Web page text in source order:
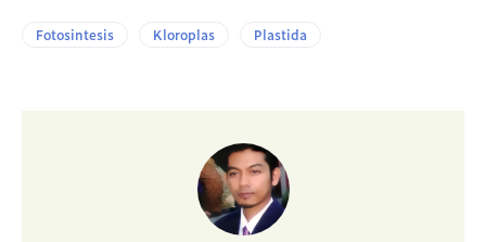
Fotosintesis Kloroplas Plastida